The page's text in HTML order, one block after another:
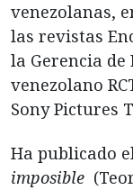
venezolanas,
las revistas
la Gerencia
venezolano
Sony Pictures
Ha publicado
imposible